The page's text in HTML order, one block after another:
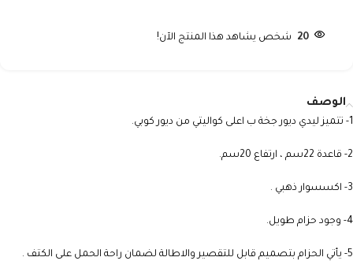
20 شخص يشاهد هذا المنتج الآن!
الوصف
1- تتميز ليدي ديور جخة ب اعلى كواليتي من ديور كوبي.
2- قاعدة 22سم ، ارتفاع 20سم.
3- اكسسوار ذهبي .
4- وجود حزام طويل.
5- يأتي الحزام بتصميم قابل للتقصير والاطالة لضمان راحة الحمل على الكتف .